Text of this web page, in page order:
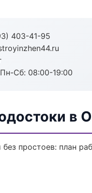
403-41-95
Пн-Сб: 08:00-19:00
в
простоев: план